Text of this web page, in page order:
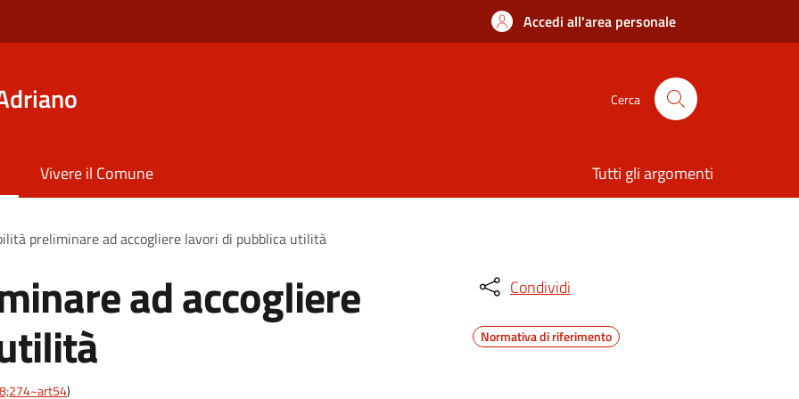
Accedi all'area personale
Cerca
Vivere il Comune Tutti gli argomenti
preliminare ad accogliere lavori di pubblica utilità
ad accogliere
)
Condividi
Normativa di riferimento